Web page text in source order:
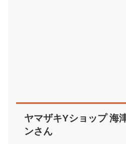
ヤマザキYショップ 海
ンさん